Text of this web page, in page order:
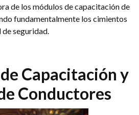
de los módulos de capacitación de
fundamentalmente los cimientos
seguridad.
Capacitación y
Conductores